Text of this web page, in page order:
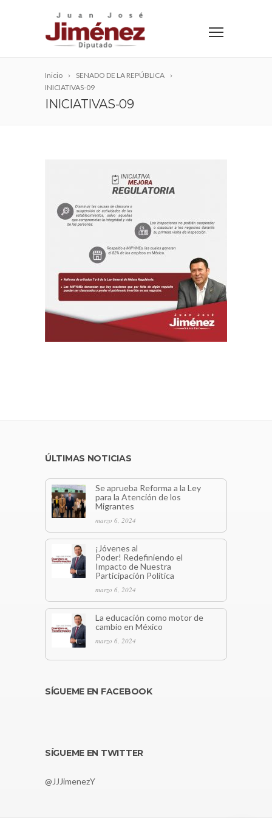
Inicio
SENADO DE LA REPÚBLICA
INICIATIVAS-09
INICIATIVAS-09
ÚLTIMAS NOTICIAS
Se aprueba Reforma a la Ley
para la Atención de los
Migrantes
marzo 6, 2024
¡Jóvenes al
Poder! Redefiniendo el
Impacto de Nuestra
Participación Política
marzo 6, 2024
La educación como motor de
cambio en México
marzo 6, 2024
SÍGUEME EN FACEBOOK
SÍGUEME EN TWITTER
@JJJimenezY